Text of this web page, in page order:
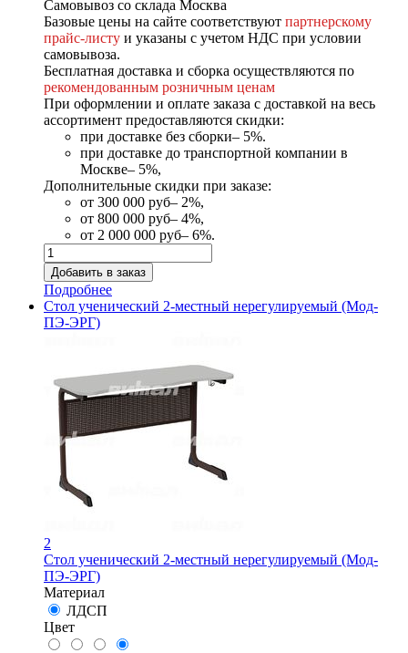
Самовывоз со склада Москва
Базовые цены на сайте соответствуют партнерскому
прайс-листу и указаны с учетом НДС при условии
самовывоза.
Бесплатная доставка и сборка осуществляются по
рекомендованным розничным ценам
При оформлении и оплате заказа с доставкой на весь
ассортимент предоставляются скидки:
при доставке без сборки– 5%.
при доставке до транспортной компании в
Москве– 5%,
Дополнительные скидки при заказе:
от 300 000 руб– 2%,
от 800 000 руб– 4%,
от 2 000 000 руб– 6%.
Подробнее
Стол ученический 2-местный нерегулируемый (Мод-
ПЭ-ЭРГ)
2
Стол ученический 2-местный нерегулируемый (Мод-
ПЭ-ЭРГ)
Материал
ЛДСП
Цвет